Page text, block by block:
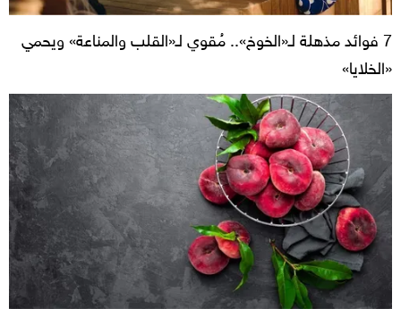
7 فوائد مذهلة لـ«الخوخ».. مُقوي لـ«القلب والمناعة» ويحمي
«الخلايا»